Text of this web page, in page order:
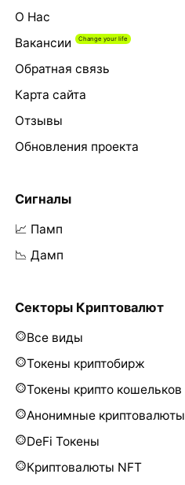
О Нас
Вакансии
Обратная связь
Карта сайта
Отзывы
Обновления проекта
Сигналы
📈 Памп
📉 Дамп
Секторы Криптовалют
Все виды
Токены криптобирж
Токены крипто кошельков
Анонимные криптовалюты
DeFi Токены
Криптовалюты NFT